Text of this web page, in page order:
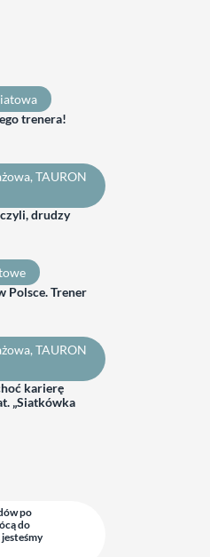
trenera!
, TAURON
drudzy
Polsce. Trener
, TAURON
karierę
„Siatkówka
po
do
jesteśmy